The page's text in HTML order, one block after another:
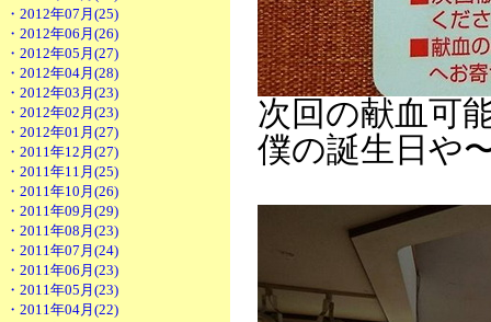
・2012年07月(25)
・2012年06月(26)
・2012年05月(27)
・2012年04月(28)
・2012年03月(23)
・2012年02月(23)
・2012年01月(27)
・2011年12月(27)
・2011年11月(25)
・2011年10月(26)
・2011年09月(29)
・2011年08月(23)
・2011年07月(24)
・2011年06月(23)
・2011年05月(23)
・2011年04月(22)
次回の献血可
僕の誕生日や